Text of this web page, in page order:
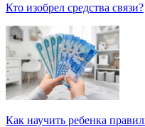
Кто изобрел средства связи?
Как научить ребенка